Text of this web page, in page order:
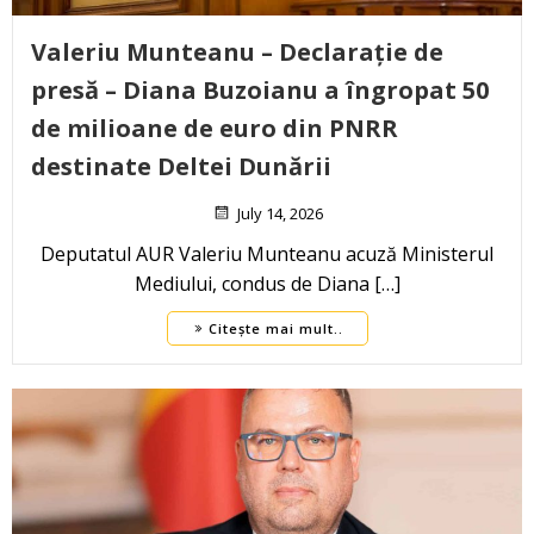
Valeriu Munteanu – Declarație de
presă – Diana Buzoianu a îngropat 50
de milioane de euro din PNRR
destinate Deltei Dunării
July 14, 2026
Deputatul AUR Valeriu Munteanu acuză Ministerul
Mediului, condus de Diana […]
Citește mai mult..